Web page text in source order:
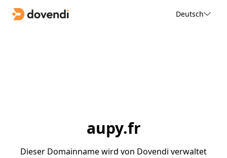
Deutsch
aupy.fr
Dieser Domainname wird von Dovendi verwaltet